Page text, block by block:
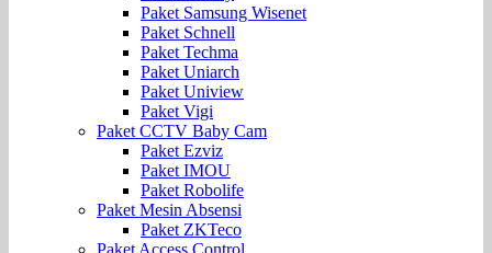
Paket Samsung Wisenet
Paket Schnell
Paket Techma
Paket Uniarch
Paket Uniview
Paket Vigi
Paket CCTV Baby Cam
Paket Ezviz
Paket IMOU
Paket Robolife
Paket Mesin Absensi
Paket ZKTeco
Paket Access Control